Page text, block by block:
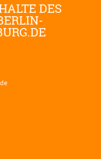
DES